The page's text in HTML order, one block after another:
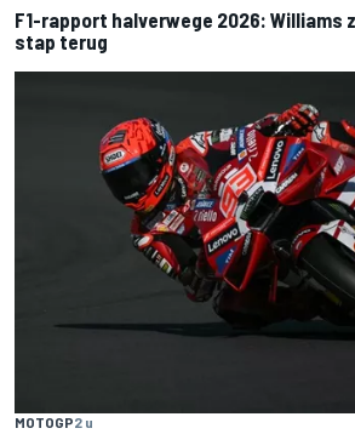
F1-rapport halverwege 2026: Williams
stap terug
MOTOGP2 u